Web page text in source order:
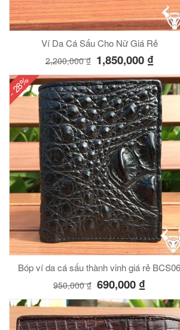
Ví Da Cá Sấu Cho Nữ Giá Rẻ
2,200,000₫ 1,850,000 ₫
- 28%
Bóp ví da cá sấu thành vinh giá rẻ BCS06
950,000₫ 690,000 ₫